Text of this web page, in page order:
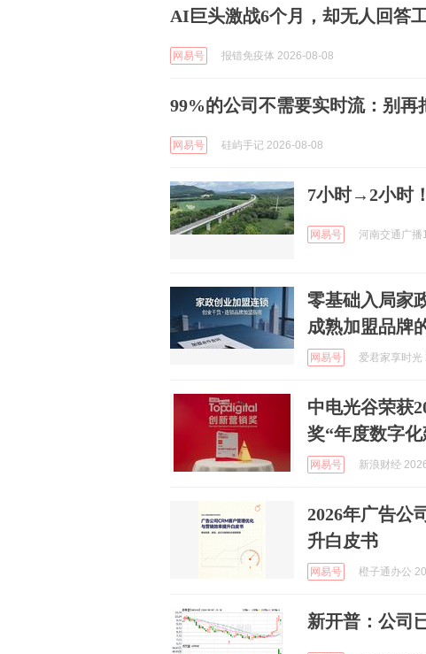
AI巨头激战6个月，却无人回答
网易号 报错免疫体 2026-08-08
99%的公司不需要实时流：别再
网易号 硅屿手记 2026-08-08
7小时→2小时
网易号 河南交通广
零基础入局家
成熟加盟品牌
网易号 爱君家享时
中电光谷荣获
奖“年度数字
网易号 新浪财经
2026年广告公
升白皮书
网易号 橙子通办公
新开普：公司